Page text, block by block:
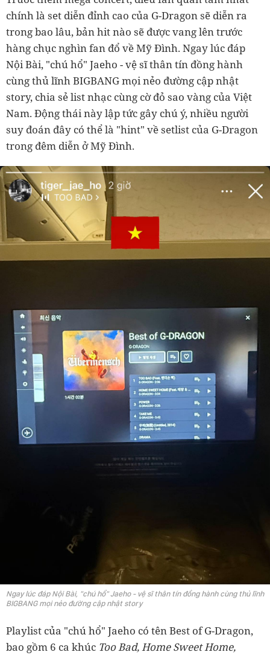
chính là set diễn đỉnh cao của G-Dragon sẽ diễn ra
trong bao lâu, bản hit nào sẽ được vang lên trước
hàng chục nghìn fan đổ về Mỹ Đình. Ngay lúc đáp
Nội Bài, "chú hổ" Jaeho - vệ sĩ thân tín đồng hành
cùng thủ lĩnh BIGBANG mọi nẻo đường cập nhật
story, chia sẻ list nhạc cùng cờ đỏ sao vàng của Việt
Nam. Động thái này lập tức gây chú ý, nhiều người
suy đoán đây có thể là "hint" về setlist của G-Dragon
trong đêm diễn ở Mỹ Đình.
Ngay lúc đáp Nội Bài, "chú hổ" Jaeho - vệ sĩ thân tín đồng hành cùng thủ lĩnh
BIGBANG mọi nẻo đường cập nhật story
Playlist của "chú hổ" Jaeho có tên Best of G-Dragon,
bao gồm 6 ca khúc Too Bad, Home Sweet Home,